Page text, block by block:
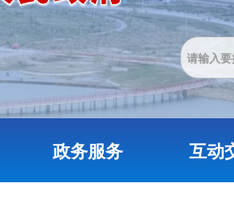
政务服务 互动